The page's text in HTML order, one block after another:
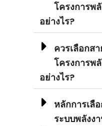
โครงการพ
อย่างไร?
ควรเลือกส
โครงการพ
อย่างไร?
หลักการเลื
ระบบพลังง